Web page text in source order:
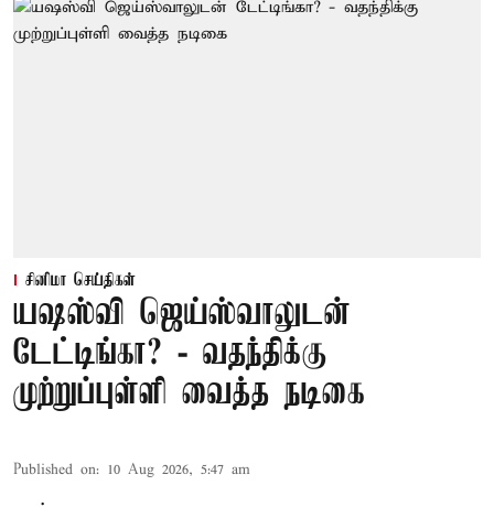
சினிமா செய்திகள்
யஷஸ்வி ஜெய்ஸ்வாலுடன்
டேட்டிங்கா? - வதந்திக்கு
முற்றுப்புள்ளி வைத்த நடிகை
Published on: 10 Aug 2026, 5:47 am